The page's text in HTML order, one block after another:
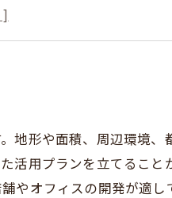
例紹介
ントとは？無駄な投資を
産資産を最大化する方法
地形や面積、周辺環境
活用プランを立てるこ
オフィスの開発が適し